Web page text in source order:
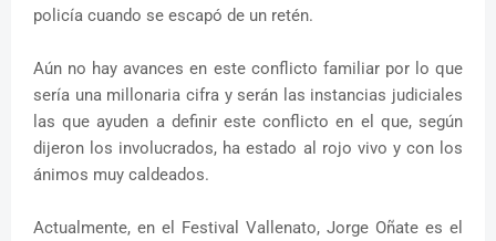
policía cuando se escapó de un retén.
Aún no hay avances en este conflicto familiar por lo que
sería una millonaria cifra y serán las instancias judiciales
las que ayuden a definir este conflicto en el que, según
dijeron los involucrados, ha estado al rojo vivo y con los
ánimos muy caldeados.
Actualmente, en el Festival Vallenato, Jorge Oñate es el